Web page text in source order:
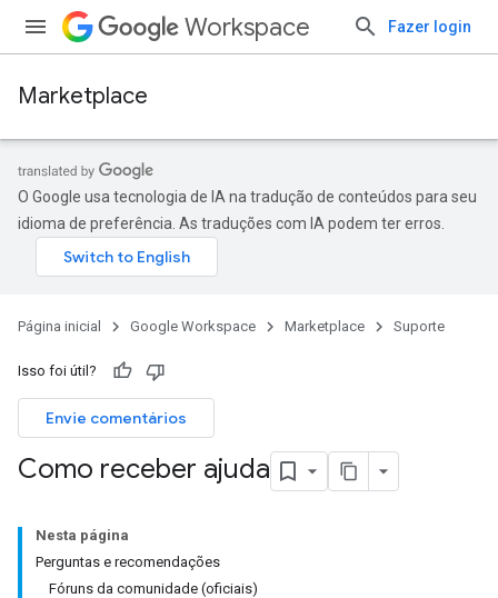
Workspace Fazer login
Marketplace
O Google usa tecnologia de IA na tradução de conteúdos para seu
idioma de preferência. As traduções com IA podem ter erros.
Página inicial Google Workspace Marketplace Suporte
Isso foi útil?
Envie comentários
Como receber ajuda
Nesta página
Perguntas e recomendações
Fóruns da comunidade (oficiais)